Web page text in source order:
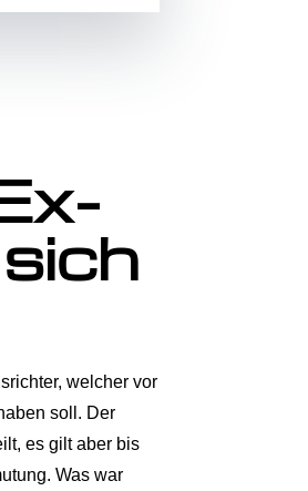
welcher vor
soll. Der
es gilt aber bis
Was war